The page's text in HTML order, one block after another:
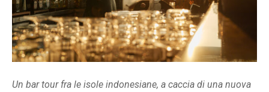
Un bar tour fra le isole indonesiane, a caccia di una nuova